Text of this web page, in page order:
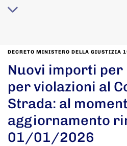
DECRETO MINISTERO DELLA GIUSTIZIA
Nuovi importi per
per violazioni al
Strada: al
aggiornamento
01/01/2026